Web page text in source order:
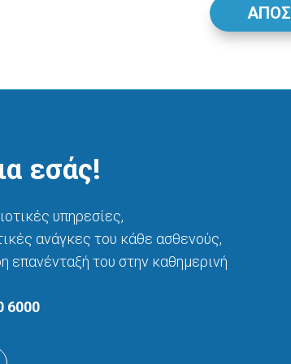
εσάς!
υπηρεσίες,
ανάγκες του κάθε ασθενούς,
επανένταξή του στην καθημερινή
6000